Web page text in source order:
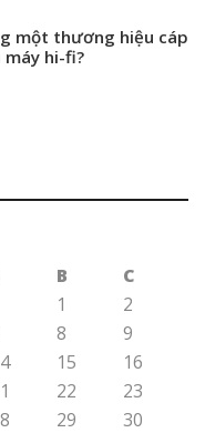
một thương hiệu cáp
máy hi-fi?
B
C
1
2
8
9
15
16
22
23
29
30